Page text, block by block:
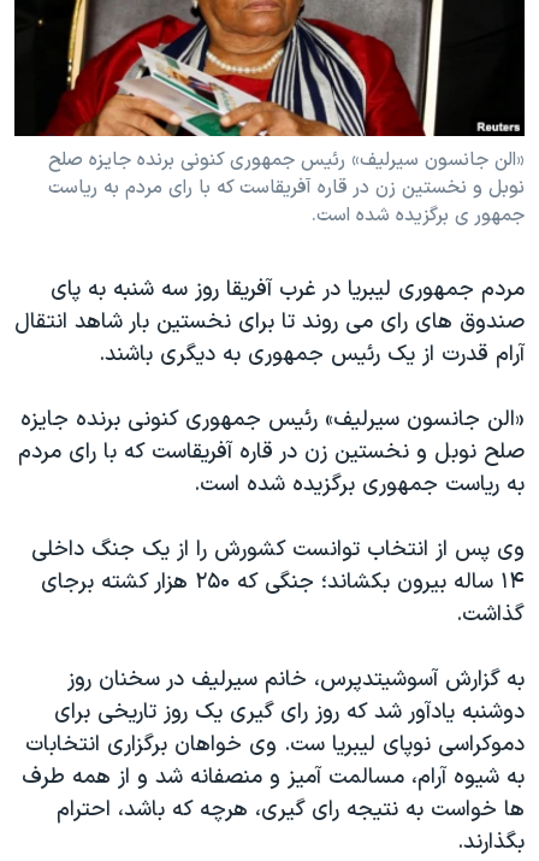
فرهنگ و زندگی
حقوق شهروندی
علم و فناوری
اسرائیل در جنگ
آرشیو پخش زنده
مستندها
انتخابات ریاست جمهوری آمریکا ۲۰۲۴
حمله جمهوری اسلامی به اسرائیل
رمز مهسا
ورزش زنان در ایران
مجموعه مستندهای دادخواهی
تریبونال مردمی آبان ۹۸
دادگاه حمید نوری
چهل سال گروگان‌گیری
قانون شفافیت دارائی کادر رهبری ایران
اعتراضات مردمی آبان ۹۸
اسرائیل در جنگ
نرگس محمدی برنده جایزه نوبل صلح
صفحه‌های ویژه
سفر پرزیدنت ترامپ به چین
زبانهای مختلف
«الن جانسون سیرلیف» رئیس جمهوری کنونی برنده جایزه صلح
نوبل و نخستین زن در قاره آفریقاست که با رای مردم به ریاست
جمهور ی برگزیده شده است.
مردم جمهوری لیبریا در غرب آفریقا روز سه شنبه به پای
صندوق های رای می روند تا برای نخستین بار شاهد انتقال
آرام قدرت از یک رئیس جمهوری به دیگری باشند.
«الن جانسون سیرلیف» رئیس جمهوری کنونی برنده جایزه
صلح نوبل و نخستین زن در قاره آفریقاست که با رای مردم
به ریاست جمهوری برگزیده شده است.
وی پس از انتخاب توانست کشورش را از یک جنگ داخلی
۱۴ ساله بیرون بکشاند؛ جنگی که ۲۵۰ هزار کشته برجای
گذاشت.
به گزارش آسوشیتدپرس، خانم سیرلیف در سخنان روز
دوشنبه یادآور شد که روز رای گیری یک روز تاریخی برای
دموکراسی نوپای لیبریا ست. وی خواهان برگزاری انتخابات
به شیوه آرام، مسالمت آمیز و منصفانه شد و از همه طرف
ها خواست به نتیجه رای گیری، هرچه که باشد، احترام
بگذارند.